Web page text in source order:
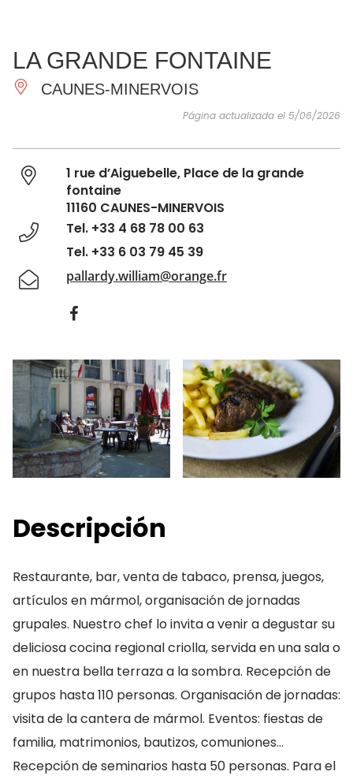
IMPRESCINDIBLES
HACER
INSPIRACIONES
LA GRANDE FONTAINE
CAUNES-MINERVOIS
Página actualizada el 5/06/2026
1 rue d’Aiguebelle, Place de la grande
fontaine
11160 CAUNES-MINERVOIS
Tel. +33 4 68 78 00 63
Tel. +33 6 03 79 45 39
pallardy.william@orange.fr
Descripción
Restaurante, bar, venta de tabaco, prensa, juegos,
artículos en mármol, organisación de jornadas
grupales. Nuestro chef lo invita a venir a degustar su
deliciosa cocina regional criolla, servida en una sala o
en nuestra bella terraza a la sombra. Recepción de
grupos hasta 110 personas. Organisación de jornadas:
visita de la cantera de mármol. Eventos: fiestas de
familia, matrimonios, bautizos, comuniones…
Recepción de seminarios hasta 50 personas. Para el